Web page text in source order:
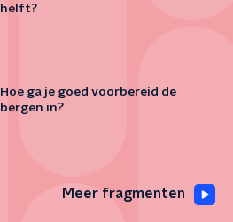
helft?
Hoe ga je goed voorbereid de
bergen in?
Meer fragmenten